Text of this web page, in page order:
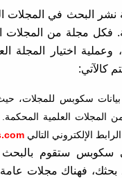
نشر البحث في المجلات
فكل مجلة من المجلات
وعملية اختيار المجلة
كالآتي:
بيانات سكوبس للمجلات،
المجلات العلمية
الإلكتروني التالي
سكوبس ستقوم بالبحث
فهناك مجلات عامة